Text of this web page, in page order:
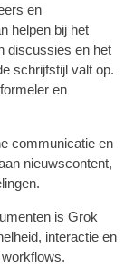
en
helpen bij het
discussies en het
schrijfstijl valt op.
en
communicatie en
nieuwscontent,
is Grok
interactie en